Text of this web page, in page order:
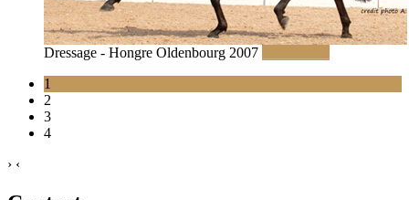
Dressage - Hongre Oldenbourg 2007
1
2
3
4
› ‹